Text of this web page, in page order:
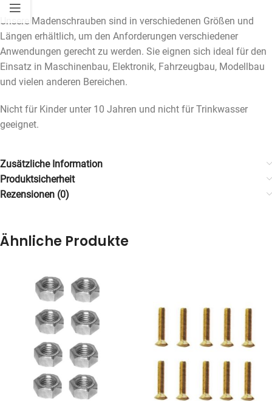
Unsere Madenschrauben sind in verschiedenen Größen und
Längen erhältlich, um den Anforderungen verschiedener
Anwendungen gerecht zu werden. Sie eignen sich ideal für den
Einsatz in Maschinenbau, Elektronik, Fahrzeugbau, Modellbau
und vielen anderen Bereichen.
Nicht für Kinder unter 10 Jahren und nicht für Trinkwasser
geeignet.
Zusätzliche Information
Produktsicherheit
Rezensionen (0)
Ähnliche Produkte